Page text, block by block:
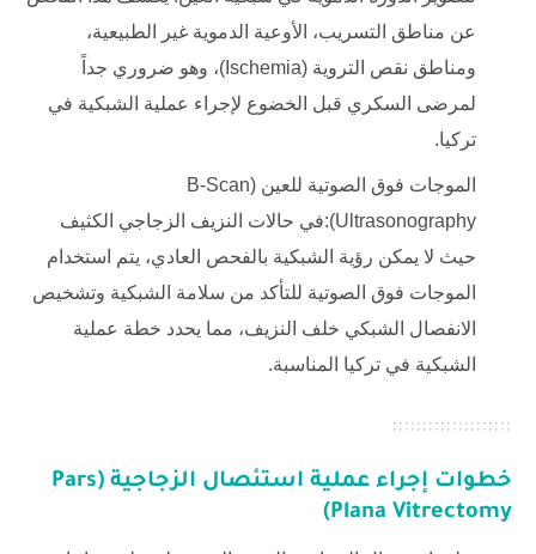
عن مناطق التسريب، الأوعية الدموية غير الطبيعية،
ومناطق نقص التروية (Ischemia)، وهو ضروري جداً
لمرضى السكري قبل الخضوع لإجراء عملية الشبكية في
تركيا.
الموجات فوق الصوتية للعين (B-Scan
Ultrasonography):في حالات النزيف الزجاجي الكثيف
حيث لا يمكن رؤية الشبكية بالفحص العادي، يتم استخدام
الموجات فوق الصوتية للتأكد من سلامة الشبكية وتشخيص
الانفصال الشبكي خلف النزيف، مما يحدد خطة عملية
الشبكية في تركيا المناسبة.
خطوات إجراء عملية استئصال الزجاجية (Pars
Plana Vitrectomy)